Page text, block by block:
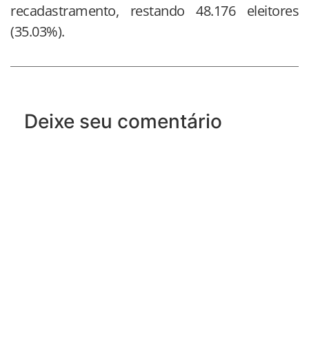
recadastramento, restando 48.176 eleitores
(35.03%).
Deixe seu comentário